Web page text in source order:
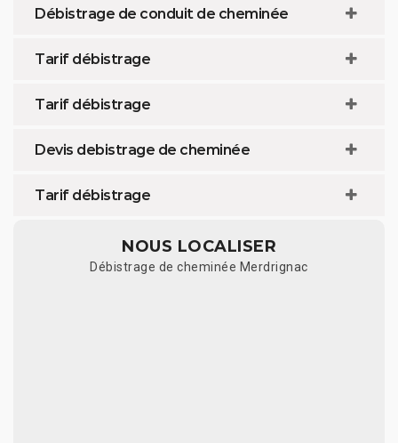
Débistrage de conduit de cheminée
Tarif débistrage
Tarif débistrage
Devis debistrage de cheminée
Tarif débistrage
NOUS LOCALISER
Débistrage de cheminée Merdrignac